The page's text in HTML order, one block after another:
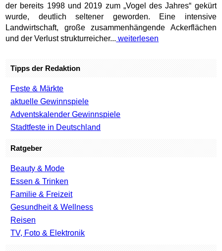
der bereits 1998 und 2019 zum „Vogel des Jahres“ gekürt
wurde, deutlich seltener geworden. Eine intensive
Landwirtschaft, große zusammenhängende Ackerflächen
und der Verlust strukturreicher... weiterlesen
Tipps der Redaktion
Feste & Märkte
aktuelle Gewinnspiele
Adventskalender Gewinnspiele
Stadtfeste in Deutschland
Ratgeber
Beauty & Mode
Essen & Trinken
Familie & Freizeit
Gesundheit & Wellness
Reisen
TV, Foto & Elektronik